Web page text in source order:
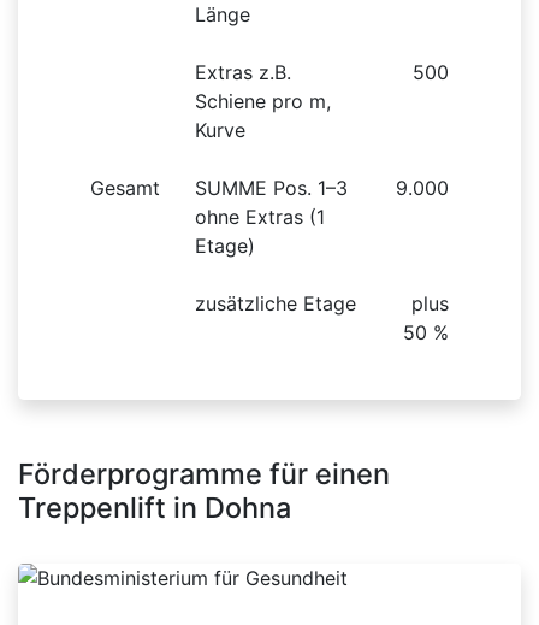
Länge
Extras z.B.
Schiene pro m,
Kurve
500
Gesamt
SUMME Pos. 1–3
ohne Extras (1
Etage)
9.000
zusätzliche Etage
plus
50 %
Förderprogramme für einen
Treppenlift in Dohna